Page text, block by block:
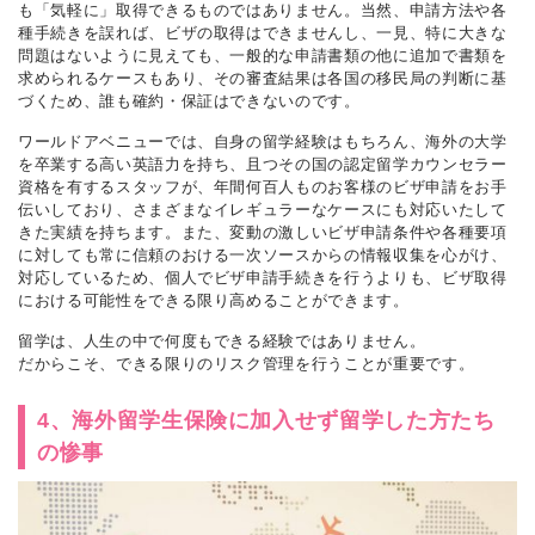
も「気軽に」取得できるものではありません。当然、申請方法や各
種手続きを誤れば、ビザの取得はできませんし、一見、特に大きな
問題はないように見えても、一般的な申請書類の他に追加で書類を
求められるケースもあり、その審査結果は各国の移民局の判断に基
づくため、誰も確約・保証はできないのです。
ワールドアベニューでは、自身の留学経験はもちろん、海外の大学
を卒業する高い英語力を持ち、且つその国の認定留学カウンセラー
資格を有するスタッフが、年間何百人ものお客様のビザ申請をお手
伝いしており、さまざまなイレギュラーなケースにも対応いたして
きた実績を持ちます。また、変動の激しいビザ申請条件や各種要項
に対しても常に信頼のおける一次ソースからの情報収集を心がけ、
対応しているため、個人でビザ申請手続きを行うよりも、ビザ取得
における可能性をできる限り高めることができます。
留学は、人生の中で何度もできる経験ではありません。
だからこそ、できる限りのリスク管理を行うことが重要です。
4、海外留学生保険に加入せず留学した方たち
の惨事